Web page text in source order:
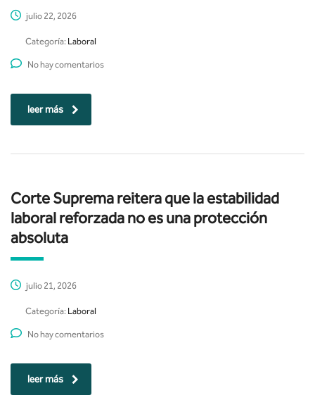
julio 22, 2026
Categoría: Laboral
No hay comentarios
leer más
Corte Suprema reitera que la estabilidad
laboral reforzada no es una protección
absoluta
julio 21, 2026
Categoría: Laboral
No hay comentarios
leer más